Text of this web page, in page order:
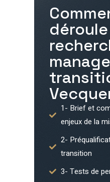
1- Brief et
enjeux de la
2-
transition
3- Tests de